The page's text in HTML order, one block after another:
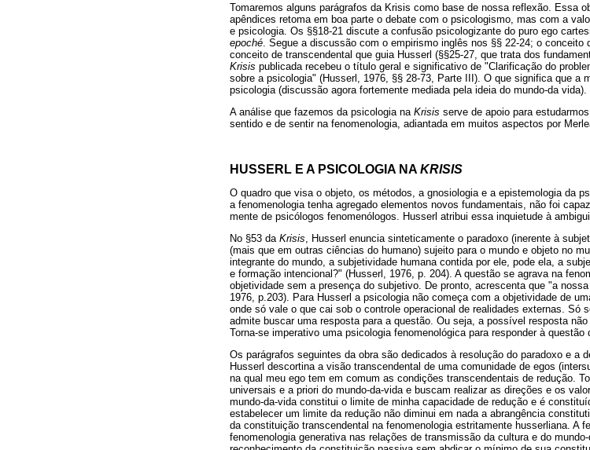
Tomaremos alguns parágrafos da Krisis como base de nossa reflexão. Essa
apêndices retoma em boa parte o debate com o psicologismo, mas com a
e psicologia. Os §§18-21 discute a confusão psicologizante do puro ego
epoché . Segue a discussão com o empirismo inglês nos §§ 22-24; o
conceito de transcendental que guia Husserl (§§25-27, que trata dos
Krisis publicada recebeu o título geral e significativo de "Clarificação do
sobre a psicologia" (Husserl, 1976, §§ 28-73, Parte III). O que significa que a
psicologia (discussão agora fortemente mediada pela ideia do mundo-da vida).
A análise que fazemos da psicologia na Krisis serve de apoio para
sentido e de sentir na fenomenologia, adiantada em muitos aspectos por
HUSSERL E A PSICOLOGIA NA KRISIS
O quadro que visa o objeto, os métodos, a gnosiologia e a epistemologia da
a fenomenologia tenha agregado elementos novos fundamentais, não foi
mente de psicólogos fenomenólogos. Husserl atribui essa inquietude à
No §53 da Krisis , Husserl enuncia sinteticamente o paradoxo (inerente à
(mais que em outras ciências do humano) sujeito para o mundo e objeto no
integrante do mundo, a subjetividade humana contida por ele, pode ela, a
e formação intencional?" (Husserl, 1976, p. 204). A questão se agrava na
objetividade sem a presença do subjetivo. De pronto, acrescenta que "a
1976, p.203). Para Husserl a psicologia não começa com a objetividade de
onde só vale o que cai sob o controle operacional de realidades externas. Só
admite buscar uma resposta para a questão. Ou seja, a possível resposta
Torna-se imperativo uma psicologia fenomenológica para responder à questão
Os parágrafos seguintes da obra são dedicados à resolução do paradoxo e a
Husserl descortina a visão transcendental de uma comunidade de egos
na qual meu ego tem em comum as condições transcendentais de redução.
universais e a priori do mundo-da-vida e buscam realizar as direções e os
mundo-da-vida constitui o limite de minha capacidade de redução e é
estabelecer um limite da redução não diminui em nada a abrangência
da constituição transcendental na fenomenologia estritamente husserliana. A
fenomenologia generativa nas relações de transmissão da cultura e do